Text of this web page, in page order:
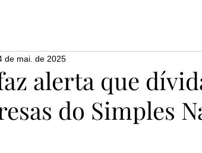
alerta que
do Simples
de mai. de 2025